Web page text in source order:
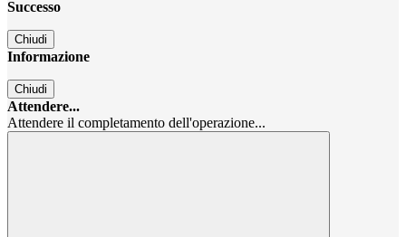
Successo
Chiudi
Informazione
Chiudi
Attendere...
Attendere il completamento dell'operazione...